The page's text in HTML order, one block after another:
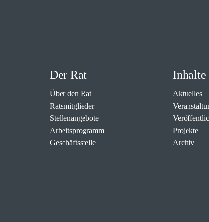
Der Rat
Über den Rat
Ratsmitglieder
Stellenangebote
Arbeitsprogramm
Geschäftsstelle
Inhalte
Aktuelles
Projekte
Archiv